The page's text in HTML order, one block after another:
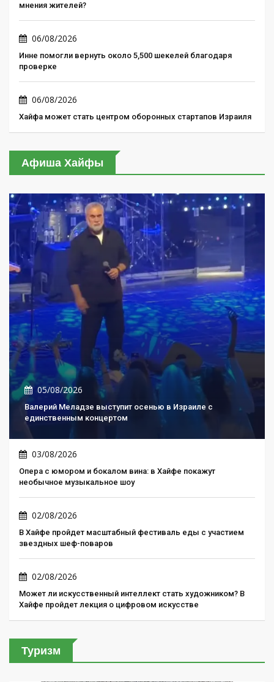
мнения жителей?
06/08/2026
Инне помогли вернуть около 5,500 шекелей благодаря
проверке
06/08/2026
Хайфа может стать центром оборонных стартапов Израиля
Афиша Хайфы
05/08/2026
Валерий Меладзе выступит осенью в Израиле с
единственным концертом
03/08/2026
Опера с юмором и бокалом вина: в Хайфе покажут
необычное музыкальное шоу
02/08/2026
В Хайфе пройдет масштабный фестиваль еды с участием
звездных шеф-поваров
02/08/2026
Может ли искусственный интеллект стать художником? В
Хайфе пройдет лекция о цифровом искусстве
Туризм